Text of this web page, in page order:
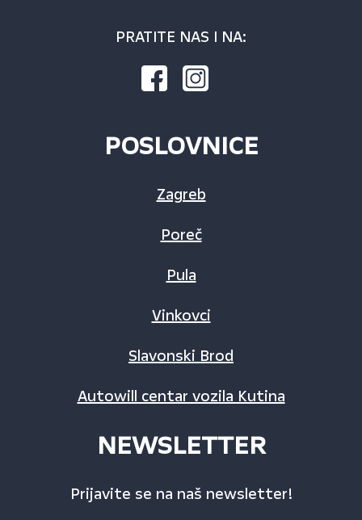
PRATITE NAS I NA:
POSLOVNICE
Zagreb
Poreč
Pula
Vinkovci
Slavonski Brod
Autowill centar vozila Kutina
NEWSLETTER
Prijavite se na naš newsletter!